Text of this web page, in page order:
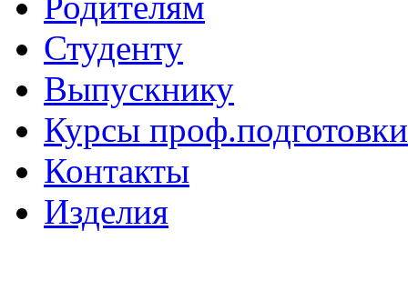
Студенту
Выпускнику
Курсы проф.подготовки
Контакты
Изделия